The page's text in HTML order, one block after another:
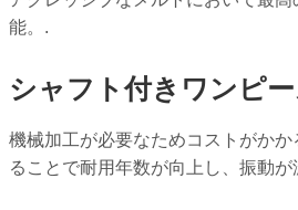
能。.
シャフト付きワンピ
機械加工が必要なためコストがかか
ることで耐用年数が向上し、振動が